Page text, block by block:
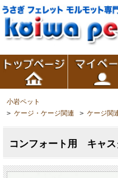
小岩ペット
> ケージ・ケージ関連 > ケージ関
コンフォート用 キャス